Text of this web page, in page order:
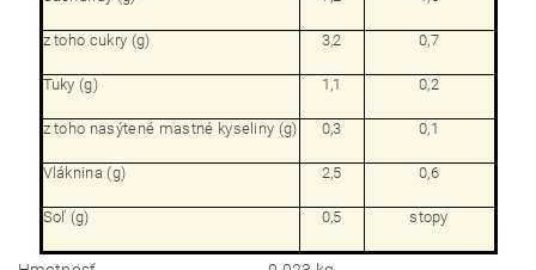
z toho cukry (g) 3,2 0,7
Tuky (g) 1,1 0,2
z toho nasýtené mastné kyseliny (g) 0,3 0,1
Vláknina (g) 2,5 0,6
Soľ (g) 0,5 stopy